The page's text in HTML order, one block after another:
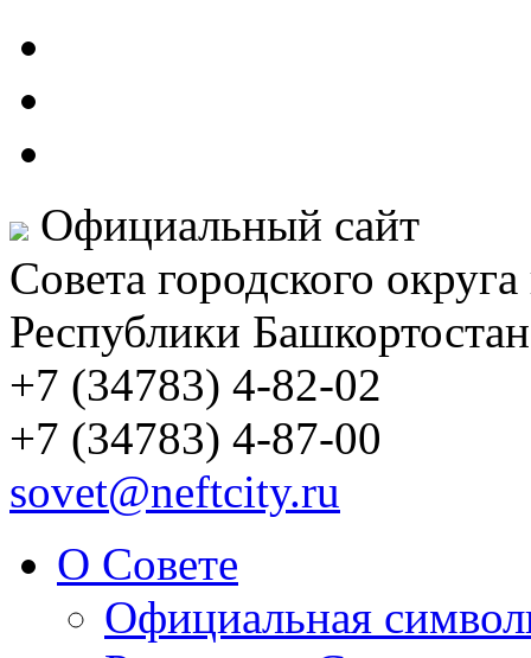
Официальный сайт
Совета городского
Республики Башкортостан
+7 (34783) 4-82-02
+7 (34783) 4-87-00
sovet@neftcity.ru
О Совете
Официальная